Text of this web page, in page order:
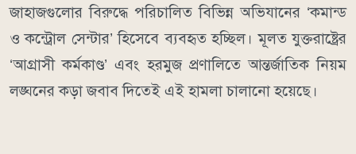
জাহাজগুলোর বিরুদ্ধে পরিচালিত বিভিন্ন অভিযানের ‘কমান্ড
ও কন্ট্রোল সেন্টার’ হিসেবে ব্যবহৃত হচ্ছিল। মূলত যুক্তরাষ্ট্রের
‘আগ্রাসী কর্মকাণ্ড’ এবং হরমুজ প্রণালিতে আন্তর্জাতিক নিয়ম
লঙ্ঘনের কড়া জবাব দিতেই এই হামলা চালানো হয়েছে।